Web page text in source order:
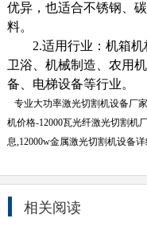
优异，也适合不锈钢、
料。
2.适用行业：机箱机
卫浴、机械制造、农用
备、电梯设备等行业。
专业大功率激光切割机设备厂
机价格-12000瓦光纤激光切割机
息,12000w金属激光切割机设备
相关阅读